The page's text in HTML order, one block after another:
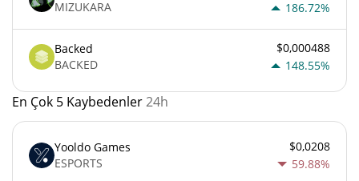
MIZUKARA
186.72%
Backed
BACKED
$0,000488
148.55%
En Çok 5 Kaybedenler24h
Yooldo Games
ESPORTS
$0,0208
59.88%